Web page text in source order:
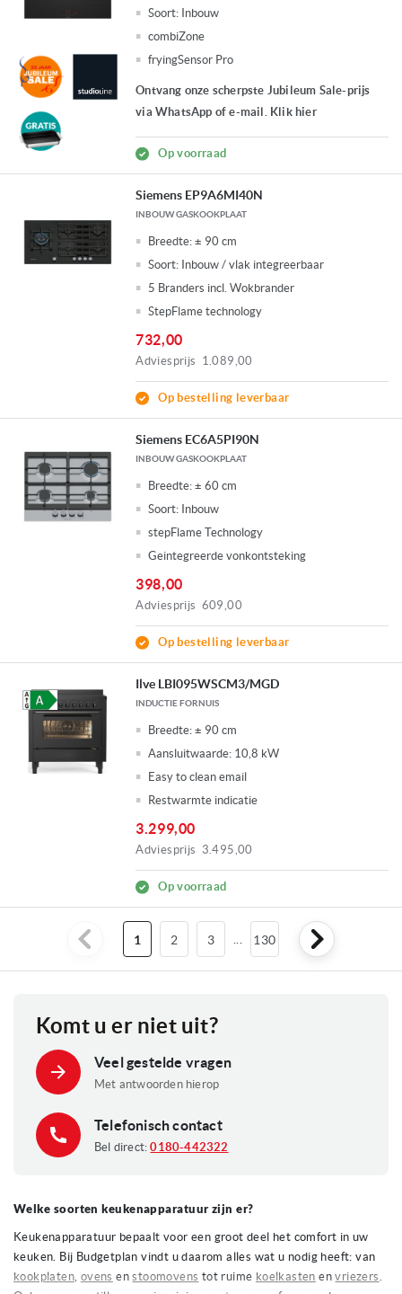
Soort: Inbouw
combiZone
fryingSensor Pro
Ontvang onze scherpste Jubileum Sale-prijs
via WhatsApp of e-mail. Klik hier
Op voorraad
Siemens EP9A6MI40N
INBOUW GASKOOKPLAAT
Breedte: ± 90 cm
Soort: Inbouw / vlak integreerbaar
5 Branders incl. Wokbrander
StepFlame technology
732,00
Adviesprijs 1.089,00
Op bestelling leverbaar
Siemens EC6A5PI90N
INBOUW GASKOOKPLAAT
Breedte: ± 60 cm
Soort: Inbouw
stepFlame Technology
Geintegreerde vonkontsteking
398,00
Adviesprijs 609,00
Op bestelling leverbaar
Ilve LBI095WSCM3/MGD
INDUCTIE FORNUIS
Breedte: ± 90 cm
Aansluitwaarde: 10,8 kW
Easy to clean email
Restwarmte indicatie
3.299,00
Adviesprijs 3.495,00
Op voorraad
lees
1 Pagina
2 Pagina
3 Pagina
130
Komt u er niet uit?
Veel gestelde vragen
Met antwoorden hierop
Telefonisch contact
Bel direct:0180-442322
Welke soorten keukenapparatuur zijn er?
Keukenapparatuur bepaalt voor een groot deel het comfort in uw
keuken. Bij Budgetplan vindt u daarom alles wat u nodig heeft: van
kookplaten, ovens enstoomovens tot ruime koelkasten envriezers.